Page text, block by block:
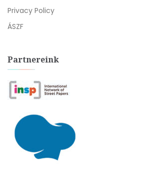
Privacy Policy
ÁSZF
Partnereink